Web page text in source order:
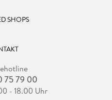
SHOPS
75 79 00
- 18.00 Uhr